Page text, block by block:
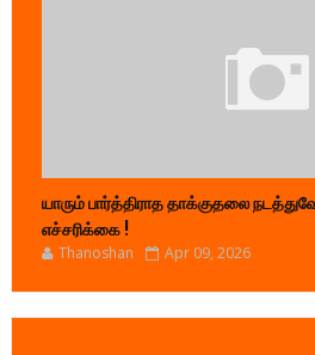
யாரும் பார்த்திராத தாக்குதலை
எச்சரிக்கை !
Thanoshan Apr 09, 2026